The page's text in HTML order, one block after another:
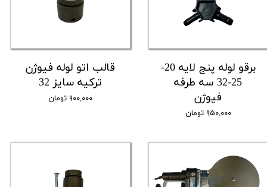
برقو لوله پنج لایه 20-
25-32 سه طرفه
فیوژن
۹۵۰,۰۰۰ تومان
قالب اتو لوله فیوژن
ترکیه سایز 32
۹۰۰,۰۰۰ تومان